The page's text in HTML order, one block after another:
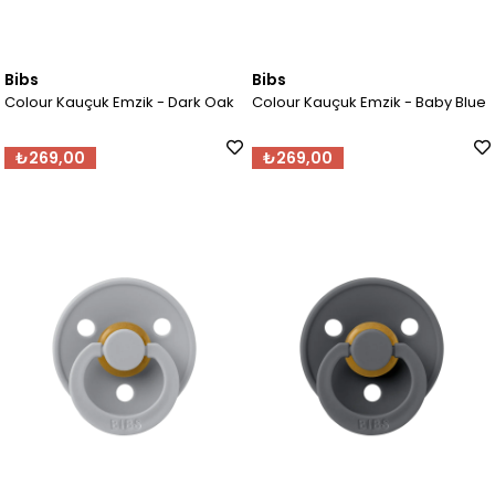
Bibs
Colour Kauçuk Emzik - Dark Oak
₺269,00
Bibs
Colour Kauçuk Emzik - Baby Blue
₺269,00